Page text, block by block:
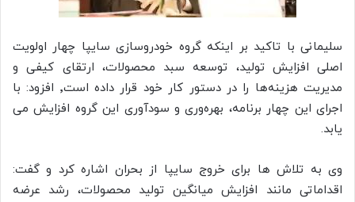
سلیمانی با تاکید بر اینکه گروه خودروسازی سایپا چهار اولویت
اصلی افزایش تولید، توسعه سبد محصولات، ارتقای کیفی و
مدیریت هزینه‌ها را در دستور کار خود قرار داده است٬ افزود: با
اجرای این چهار برنامه، بهره‌وری و سودآوری این گروه افزایش می
یابد.
وی به تلاش ها برای خروج سایپا از بحران اشاره کرد و گفت:
اقداماتی مانند افزایش میانگین تولید محصولات، رشد عرضه